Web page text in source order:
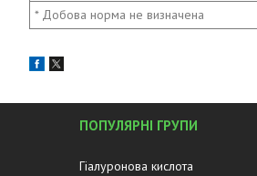
* Добова норма не визначена
ПОПУЛЯРНІ ГРУПИ
Гіалуронова кислота